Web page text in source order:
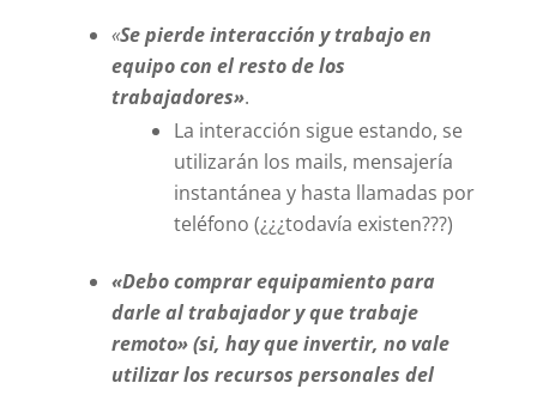
«Se pierde interacción y trabajo en
equipo con el resto de los
trabajadores».
La interacción sigue estando, se
utilizarán los mails, mensajería
instantánea y hasta llamadas por
teléfono (¿¿¿todavía existen???)
«Debo comprar equipamiento para
darle al trabajador y que trabaje
remoto» (si, hay que invertir, no vale
utilizar los recursos personales del